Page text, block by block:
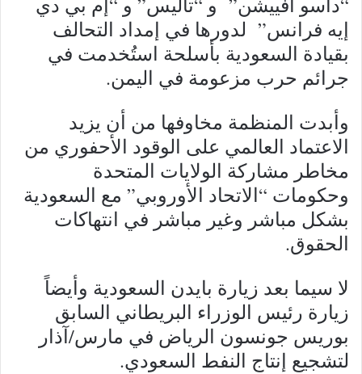
إيه فرانس” لدورها في إمداد التحالف
بقيادة السعودية بأسلحة استُخدمت في
جرائم حرب مزعومة في اليمن.
وأبدت المنظمة مخاوفها من أن يزيد
الاعتماد العالمي على الوقود الأحفوري من
مخاطر مشاركة الولايات المتحدة
وحكومات “الاتحاد الأوروبي” مع السعودية
بشكل مباشر وغير مباشر في انتهاكات
الحقوق.
لا سيما بعد زيارة بايدن السعودية وأيضاً
زيارة رئيس الوزراء البريطاني السابق
بوريس جونسون الرياض في مارس/آذار
لتشجيع إنتاج النفط السعودي.